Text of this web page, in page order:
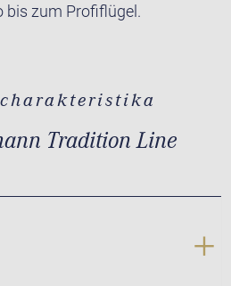
bis zum Profiflügel.
Tradition Line